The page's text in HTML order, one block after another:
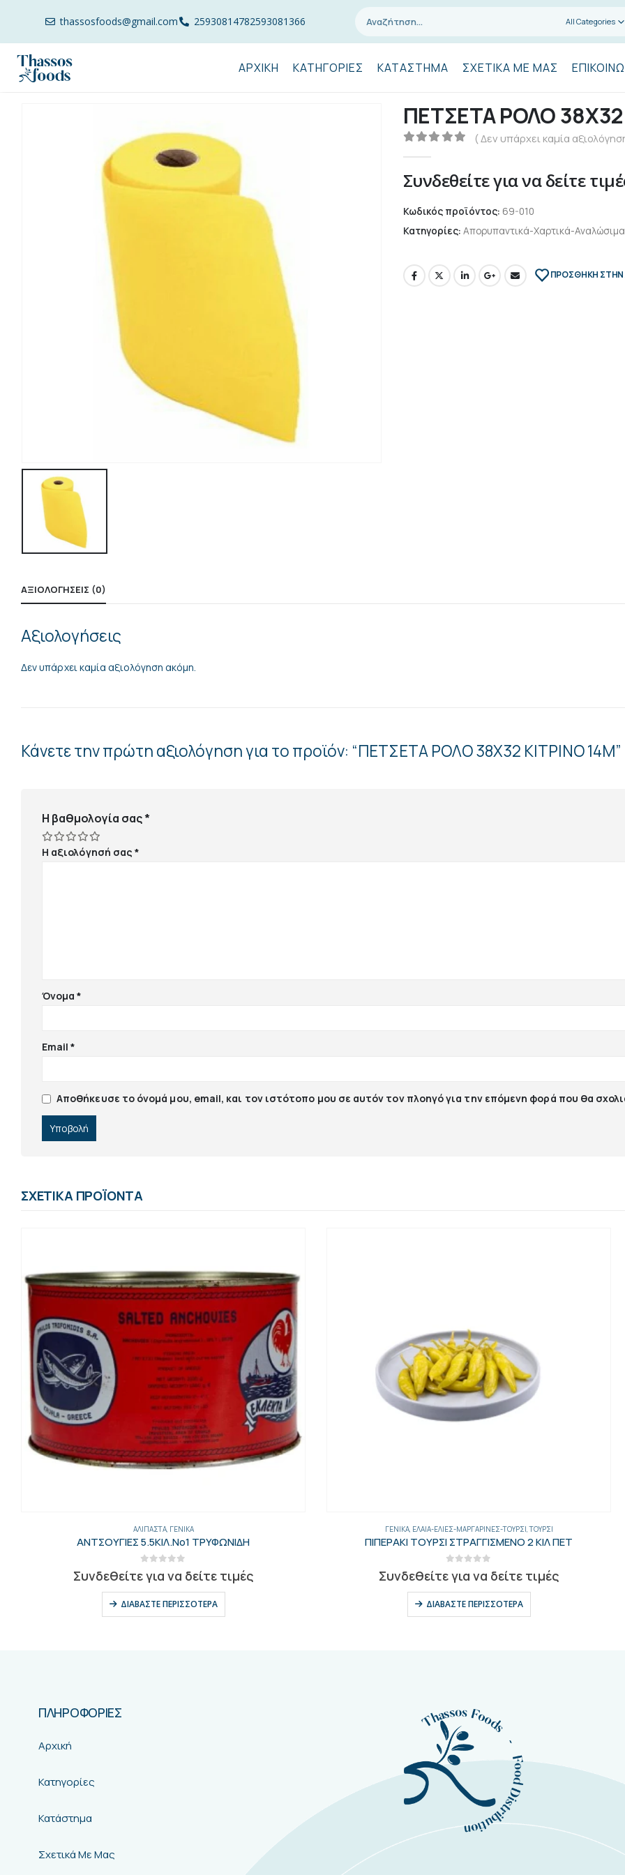
thassosfoods@gmail.com 25930814782593081366 All Categories
ΑΡΧΙΚΉ ΚΑΤΗΓΟΡΊΕΣ ΚΑΤΆΣΤΗΜΑ ΣΧΕΤΙΚΆ ΜΕ ΜΑΣ
ΠΕΤΣΕΤΑ ΡΟΛΟ 38Χ32
( Δεν υπάρχει καμία
Συνδεθείτε για να δείτε
Κωδικός προϊόντος: 69-010
Κατηγορίες: Απορυπαντικά-Χαρτικά-Αναλώσιμα
ΠΡΌΣΘΉΚΗ ΣΤΗΝ
ΑΞΙΟΛΟΓΉΣΕΙΣ (0)
Αξιολογήσεις
Δεν υπάρχει καμία αξιολόγηση ακόμη.
Κάνετε την πρώτη αξιολόγηση για το προϊόν: “ΠΕΤΣΕΤΑ ΡΟΛΟ 38Χ32 ΚΙΤΡΙΝΟ 14Μ”
Η βαθμολογία σας*
Η αξιολόγησή σας*
Όνομα*
Email*
Αποθήκευσε το όνομά μου, email, και τον ιστότοπο μου σε αυτόν τον πλοηγό για την επόμενη φορά που θα
ΣΧΕΤΙΚΆ ΠΡΟΪΌΝΤΑ
ΑΛΊΠΑΣΤΑ, ΓΕΝΙΚΑ
ΑΝΤΣΟΥΓΙΕΣ 5.5ΚΙΛ.Νο1 ΤΡΥΦΩΝΙΔΗ
Συνδεθείτε για να δείτε τιμές
ΔΙΑΒΆΣΤΕ ΠΕΡΙΣΣΌΤΕΡΑ
ΓΕΝΙΚΑ, ΈΛΑΙΑ-ΕΛΙΈΣ-ΜΑΡΓΑΡΊΝΕΣ-ΤΟΥΡΣΊ ,ΤΟΥΡΣΊ
ΠΙΠΕΡΑΚΙ ΤΟΥΡΣΙ ΣΤΡΑΓΓΙΣΜΕΝΟ 2 ΚΙΛ ΠΕΤ
Συνδεθείτε για να δείτε τιμές
ΔΙΑΒΆΣΤΕ ΠΕΡΙΣΣΌΤΕΡΑ
ΠΛΗΡΟΦΟΡΙΕΣ
Αρχική
Κατηγορίες
Κατάστημα
Σχετικά Με Μας